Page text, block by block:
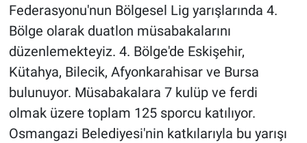
Federasyonu'nun Bölgesel Lig yarışlarında 4.
Bölge olarak duatlon müsabakalarını
düzenlemekteyiz. 4. Bölge'de Eskişehir,
Kütahya, Bilecik, Afyonkarahisar ve Bursa
bulunuyor. Müsabakalara 7 kulüp ve ferdi
olmak üzere toplam 125 sporcu katılıyor.
Osmangazi Belediyesi'nin katkılarıyla bu yarışı